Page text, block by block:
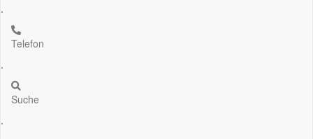
.
Telefon
.
Suche
.